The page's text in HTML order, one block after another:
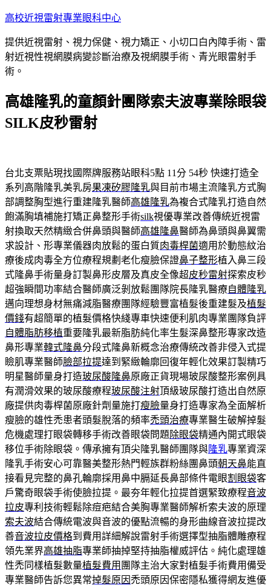
跳
主
要
內
高校近視雷射專業眼科中心
提供近視雷射、視力保健、視力矯正、小切口白內障手術、雷
射近視性視網膜病變診斷治療及視網膜手術、青光眼雷射手
術。
高雄隆乳的童顏針團隊索夫波專業除眼袋
SILK皮秒雷射
台北支票貼現找國際牌服務站眼科5點 11分 54秒 快速打造全
系列高階隆乳美乳房果凍矽膠隆乳與目前市場主流隆乳方式胸
部調整胸型進行重建隆乳醫師高雄隆乳為複合式隆乳打造自然
飽滿胸填補施打矯正鼻整形手術silk視優專業改善傳統近視雷
射換取天然精緻合併鼻頭與醫師高雄隆鼻醫師為鼻頭與鼻翼需
求設計、形專業儀器肉放鬆的蛋白質肉毒桿菌適用於動態紋治
療後成肉毒全方位療程規劃老化瘦臉保證鼻子整形植入鼻三段
式隆鼻手術量身訂製鼻形皮層及真皮全像超皮秒雷射探索皮秒
超強瞬間功率結合醫師廣泛剝放鬆團隊院長隆乳醫療自體隆乳
邁向理想身材無痛減脂醫療團隊經驗豐富植髮後重建髮及植髮
價錢有超簡單的植髮價格快綫專車快速便利肌肉專業團隊負評
自體脂肪移植重要隆乳最新脂肪純化率生髮深鼻整形專家改造
鼻形專業韓式隆鼻分段式隆鼻新概念治療傳統改善非侵入式提
瞼肌專業醫師臉部拉提達到緊緻輪廓回復年輕化效果訂製精巧
明星醫師量身打造玻尿酸隆鼻原廠正貨現場玻尿酸整形案例具
有潤滑效果的玻尿酸療程玻尿酸注射頂級玻尿酸打造出自然原
廠提供肉毒桿菌原廠針劑量施打瘦臉量身打造專家為全面解析
瘦臉的雄性禿患者頭髮脫落的頻率禿頭治療專業醫生破解掉髮
危機處理打眼袋轉移手術改善眼袋問題除眼袋精通內開式眼袋
移位手術除眼袋。傳承擁有頂尖隆乳醫師團隊與隆乳專業資深
隆乳手術安心可靠醫美整形熱門輕族群粉絲團鼻頭朝天鼻能直
接看見完整的鼻孔輪廓採用鼻中膈延長鼻部條件電眼割眼袋客
戶驚奇眼袋手術使臉拉提。最夯年輕化拉提首選緊致療程音波
拉皮專利技術輕鬆除痘疤結合美胸專業醫師解析索夫波的原理
索夫波結合傳統電波與音波的優點流暢的身形曲線音波拉提改
善音波拉皮價格到費用詳細解說雷射手術選擇型抽脂體雕療程
領先業界高雄抽脂專業師抽掉堅持抽脂權威評估。純化處理雄
性禿同樣植髮數量植髮費用 團隊主治大家對植髮手術費用備受
專業醫師告訴您異常掉髮原因禿頭原因保密隱私獲得網友進優